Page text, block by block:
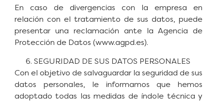
En caso de divergencias con la empresa en
relación con el tratamiento de sus datos, puede
presentar una reclamación ante la Agencia de
Protección de Datos (www.agpd.es).
SEGURIDAD DE SUS DATOS PERSONALES
Con el objetivo de salvaguardar la seguridad de sus
datos personales, le informamos que hemos
adoptado todas las medidas de índole técnica y